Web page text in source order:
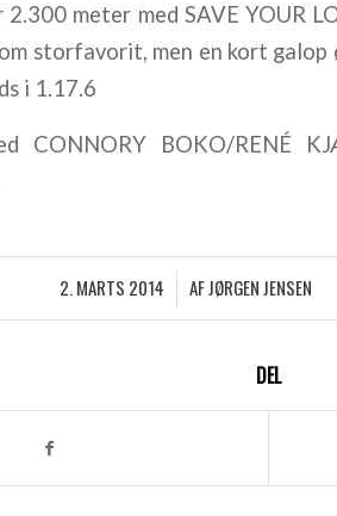
meter med SAVE YOUR
storfavorit, men en kort
i 1.17.6
CONNORY BOKO/RENÉ
2. MARTS 2014
/ AFJØRGEN JENSEN
DEL